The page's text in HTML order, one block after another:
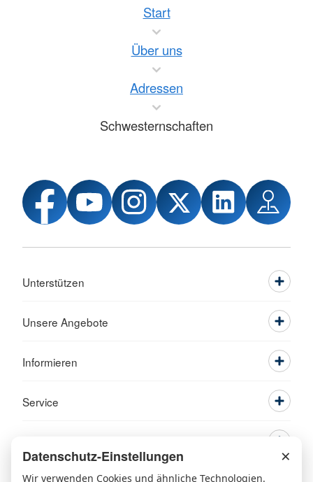
Start
Über uns
Adressen
Schwesternschaften
Unterstützen
Unsere Angebote
Informieren
Service
Datenschutz-Einstellungen ×
Wir verwenden Cookies und ähnliche Technologien.